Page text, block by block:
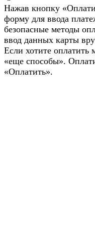
Нажав кнопку
форму для ввода
безопасные методы
ввод данных карты
Если хотите
«еще способы».
«Оплатить».